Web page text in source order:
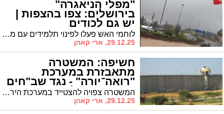
"מפלי הניאגרה"
בירושלים: צפו בהצפות |
יש גם לכודים
לוחמי האש פעלו לפינוי תלמידים עם מוגבלויות מהמוסד שהוצף • רחובות מרכזיים הוצפו, עצים קרסו ונגרם נזק ברחבי העיר
29.12.25, ארי קאהן
חשיפה: המשטרה
מתאבזרת במערכת
"רואה־יורה" - נגד שב"חים
בעוטף ירושלים? המשטרה צפויה להצטייד במערכת הירי מרחוק שכשלה בטבח 7 באוקטובר • נבחנת הצבתה בגדר ההפרדה ירושלים
29.12.25, ארי קאהן